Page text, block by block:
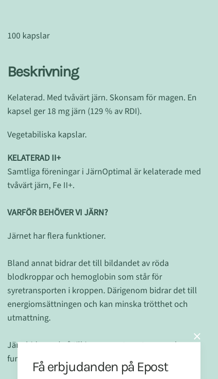
100 kapslar
Beskrivning
Kelaterad. Med tvåvärt järn. Skonsam för magen. En
kapsel ger 18 mg järn (129 % av RDI).
Vegetabiliska kapslar.
KELATERAD II+
Samtliga föreningar i JärnOptimal är kelaterade med
tvåvärt järn, Fe II+.
VARFÖR BEHÖVER VI JÄRN?
Järnet har flera funktioner.
Bland annat bidrar det till bildandet av röda
blodkroppar och hemoglobin som står för
syretransporten i kroppen. Därigenom bidrar det till
energiomsättningen och kan minska trötthet och
utmattning.
Järn bidrar också till immunsystemets normala
funktion samt har en roll i celldelningsprocessen.
Få erbjudanden på Epost